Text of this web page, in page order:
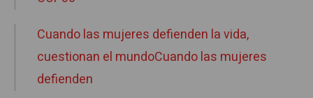
Cuando las mujeres defienden la vida,
cuestionan el mundoCuando las mujeres
defienden